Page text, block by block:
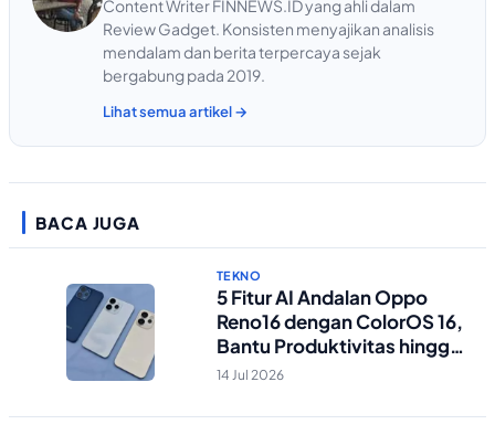
Content Writer FINNEWS.ID yang ahli dalam
Review Gadget. Konsisten menyajikan analisis
mendalam dan berita terpercaya sejak
bergabung pada 2019.
Lihat semua artikel →
BACA JUGA
TEKNO
5 Fitur AI Andalan Oppo
Reno16 dengan ColorOS 16,
Bantu Produktivitas hingga
Edit Foto Lebih Praktis
14 Jul 2026